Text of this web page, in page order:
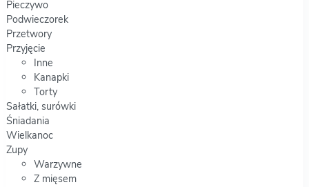
Pieczywo
Podwieczorek
Przetwory
Przyjęcie
Inne
Kanapki
Torty
Sałatki, surówki
Śniadania
Wielkanoc
Zupy
Warzywne
Z mięsem